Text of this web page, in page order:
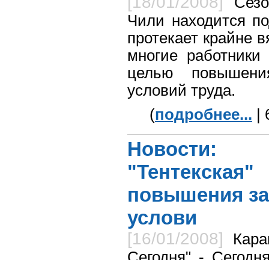
Чили находится
протекает крайне
многие
целью
условий труда.
(подробнее... |
Новости:
повышения
услови
[16/01/2008]